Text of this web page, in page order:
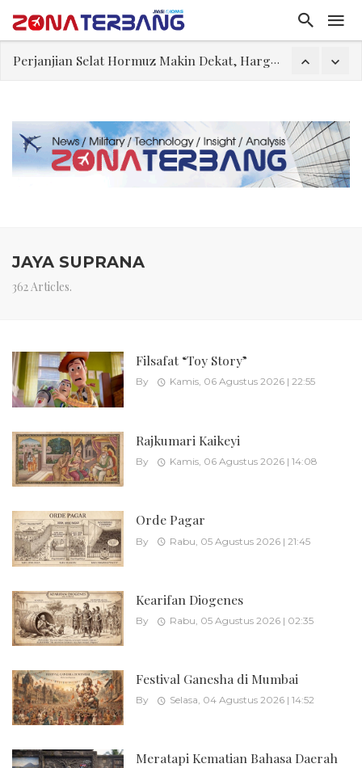
Perjanjian Selat Hormuz Makin Dekat, Harga Minyak Mentah Melonjak Akibat Serangan Terbaru Houthi
Filsafat “Toy Story”
Abdul El-Sayed Selangkah Lagi Menuju Senat AS
Tiongkok Pamerkan Jet Pembom H-6N
JAYA SUPRANA
362 Articles.
Filsafat “Toy Story”
By Kamis, 06 Agustus 2026 | 22:55
Rajkumari Kaikeyi
By Kamis, 06 Agustus 2026 | 14:08
Orde Pagar
By Rabu, 05 Agustus 2026 | 21:45
Kearifan Diogenes
By Rabu, 05 Agustus 2026 | 02:35
Festival Ganesha di Mumbai
By Selasa, 04 Agustus 2026 | 14:52
Meratapi Kematian Bahasa Daerah